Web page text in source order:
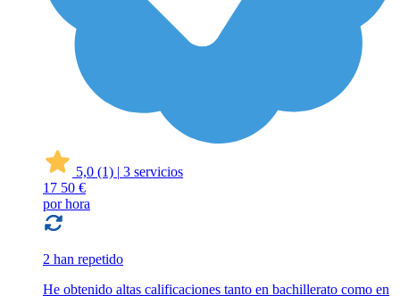
5,0 (1) | 3 servicios
17 50 €
por hora
2 han repetido
He obtenido altas calificaciones tanto en bachillerato como en